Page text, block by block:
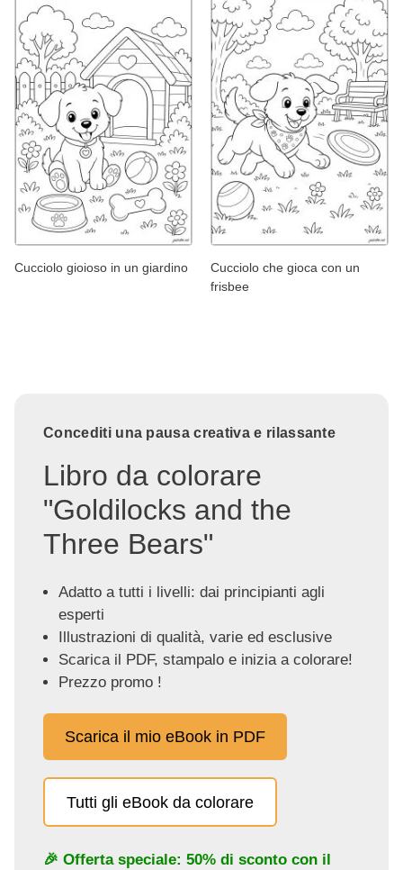
Cucciolo gioioso in un giardino
Cucciolo che gioca con un
frisbee
Concediti una pausa creativa e rilassante
Libro da colorare
"Goldilocks and the
Three Bears"
Adatto a tutti i livelli: dai principianti agli
esperti
Illustrazioni di qualità, varie ed esclusive
Scarica il PDF, stampalo e inizia a colorare!
Prezzo promo !
Scarica il mio eBook in PDF
Tutti gli eBook da colorare
🎉 Offerta speciale: 50% di sconto con il